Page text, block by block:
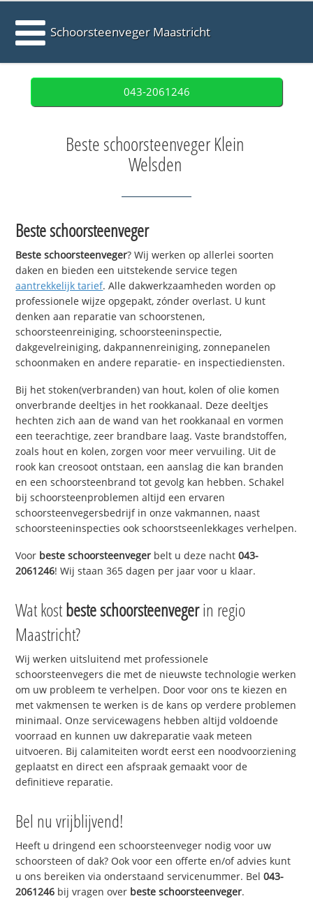
Schoorsteenveger Maastricht
043-2061246
Beste schoorsteenveger Klein
Welsden
Beste schoorsteenveger
Beste schoorsteenveger? Wij werken op allerlei soorten
daken en bieden een uitstekende service tegen
aantrekkelijk tarief. Alle dakwerkzaamheden worden op
professionele wijze opgepakt, zónder overlast. U kunt
denken aan reparatie van schoorstenen,
schoorsteenreiniging, schoorsteeninspectie,
dakgevelreiniging, dakpannenreiniging, zonnepanelen
schoonmaken en andere reparatie- en inspectiediensten.
Bij het stoken(verbranden) van hout, kolen of olie komen
onverbrande deeltjes in het rookkanaal. Deze deeltjes
hechten zich aan de wand van het rookkanaal en vormen
een teerachtige, zeer brandbare laag. Vaste brandstoffen,
zoals hout en kolen, zorgen voor meer vervuiling. Uit de
rook kan creosoot ontstaan, een aanslag die kan branden
en een schoorsteenbrand tot gevolg kan hebben. Schakel
bij schoorsteenproblemen altijd een ervaren
schoorsteenvegersbedrijf in onze vakmannen, naast
schoorsteeninspecties ook schoorstseenlekkages verhelpen.
Voor beste schoorsteenveger belt u deze nacht043-
2061246! Wij staan 365 dagen per jaar voor u klaar.
Wat kostbeste schoorsteenvegerin regio
Maastricht?
Wij werken uitsluitend met professionele
schoorsteenvegers die met de nieuwste technologie werken
om uw probleem te verhelpen. Door voor ons te kiezen en
met vakmensen te werken is de kans op verdere problemen
minimaal. Onze servicewagens hebben altijd voldoende
voorraad en kunnen uw dakreparatie vaak meteen
uitvoeren. Bij calamiteiten wordt eerst een noodvoorziening
geplaatst en direct een afspraak gemaakt voor de
definitieve reparatie.
Bel nu vrijblijvend!
Heeft u dringend een schoorsteenveger nodig voor uw
schoorsteen of dak? Ook voor een offerte en/of advies kunt
u ons bereiken via onderstaand servicenummer. Bel043-
2061246 bij vragen over beste schoorsteenveger.